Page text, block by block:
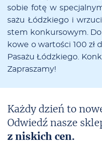
so­bie fo­tę w
sa­żu Łódz­kie­go i
stem kon­kursowym.
ko­we o war­to­ści 100 zł
Pa­sa­żu Łódz­kie­go.
Za­pra­sza­my!
Każdy dzień to
Odwiedź nasze
z niskich cen.